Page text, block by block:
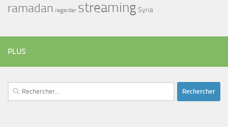
ramadan regarder streamingSyria
PLUS
Rechercher :